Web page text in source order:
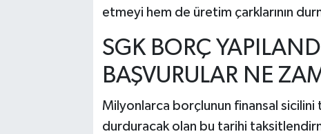
etmeyi hem de üretim çarklarının
SGK BORÇ
BAŞVURULAR NE
Milyonlarca borçlunun finansal sicilini
durduracak olan bu tarihi